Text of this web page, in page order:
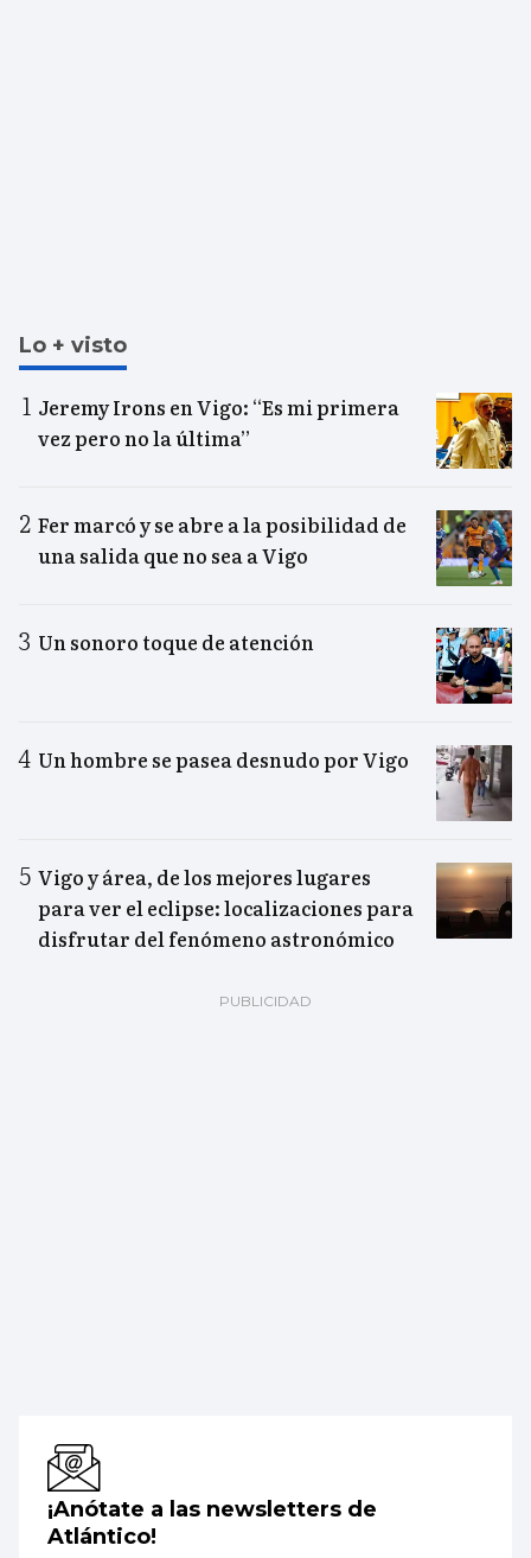
Lo + visto
Jeremy Irons en Vigo: “Es mi primera
vez pero no la última”
Fer marcó y se abre a la posibilidad de
una salida que no sea a Vigo
Un sonoro toque de atención
Un hombre se pasea desnudo por Vigo
Vigo y área, de los mejores lugares
para ver el eclipse: localizaciones para
disfrutar del fenómeno astronómico
¡Anótate a las newsletters de
Atlántico!